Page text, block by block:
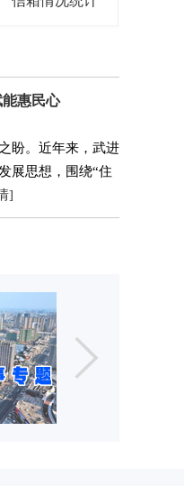
惠民心
盼。近年来，武进
展思想，围绕“住
]